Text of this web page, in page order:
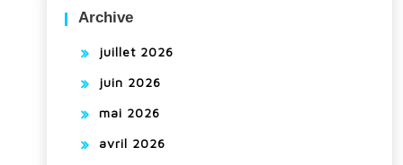
Archive
juillet 2026
juin 2026
mai 2026
avril 2026